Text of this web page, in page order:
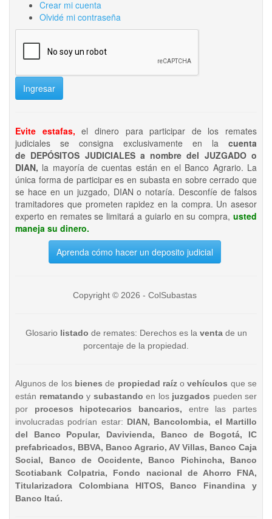
Crear mi cuenta
Olvidé mi contraseña
Ingresar
Evite estafas, el dinero para participar de los remates
judiciales se consigna exclusivamente en la cuenta
de DEPÓSITOS JUDICIALES a nombre del JUZGADO o
DIAN, la mayoría de cuentas están en el Banco Agrario. La
única forma de participar es en subasta en sobre cerrado que
se hace en un juzgado, DIAN o notaría. Desconfíe de falsos
tramitadores que prometen rapidez en la compra. Un asesor
experto en remates se limitará a guiarlo en su compra, usted
maneja su dinero.
Aprenda cómo hacer un deposito judicial
Copyright © 2026 - ColSubastas
Glosario listado de remates: Derechos es la ventade un
porcentaje de la propiedad.
Algunos de los bienesde propiedad raízo vehículos que se
están rematando y subastando en los juzgados pueden ser
por procesos hipotecarios bancarios, entre las partes
involucradas podrían estar: DIAN, Bancolombia, el Martillo
del Banco Popular, Davivienda, Banco de Bogotá, IC
prefabricados, BBVA, Banco Agrario, AV Villas, Banco Caja
Social, Banco de Occidente, Banco Pichincha, Banco
Scotiabank Colpatria, Fondo nacional de Ahorro FNA,
Titularizadora Colombiana HITOS, Banco Finandina y
Banco Itaú.